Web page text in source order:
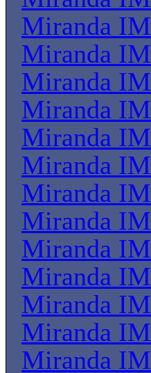
Miranda IM
Miranda IM
Miranda IM
Miranda IM
Miranda IM
Miranda IM
Miranda IM
Miranda IM
Miranda IM
Miranda IM
Miranda IM
Miranda IM
Miranda IM